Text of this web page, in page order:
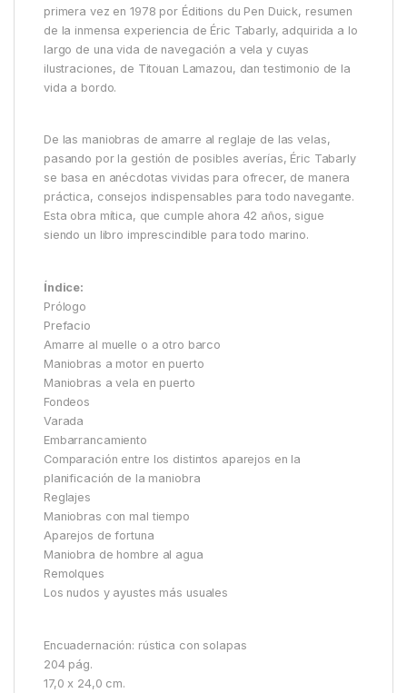
primera vez en 1978 por Éditions du Pen Duick, resumen
de la inmensa experiencia de Éric Tabarly, adquirida a lo
largo de una vida de navegación a vela y cuyas
ilustraciones, de Titouan Lamazou, dan testimonio de la
vida a bordo.
De las maniobras de amarre al reglaje de las velas,
pasando por la gestión de posibles averías, Éric Tabarly
se basa en anécdotas vividas para ofrecer, de manera
práctica, consejos indispensables para todo navegante.
Esta obra mítica, que cumple ahora 42 años, sigue
siendo un libro imprescindible para todo marino.
Índice:
Prólogo
Prefacio
Amarre al muelle o a otro barco
Maniobras a motor en puerto
Maniobras a vela en puerto
Fondeos
Varada
Embarrancamiento
Comparación entre los distintos aparejos en la
planificación de la maniobra
Reglajes
Maniobras con mal tiempo
Aparejos de fortuna
Maniobra de hombre al agua
Remolques
Los nudos y ayustes más usuales
Encuadernación: rústica con solapas
204 pág.
17,0 x 24,0 cm.